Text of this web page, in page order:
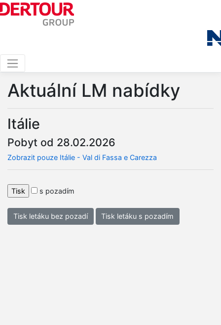
Aktuální LM nabídky
Itálie
Pobyt od 28.02.2026
Zobrazit pouze Itálie - Val di Fassa e Carezza
s pozadím
Tisk letáku bez pozadí Tisk letáku s pozadím